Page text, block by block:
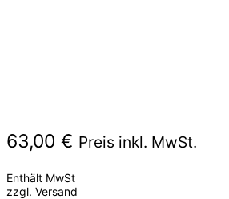
63,00 € Preis inkl. MwSt.
Enthält MwSt
zzgl. Versand